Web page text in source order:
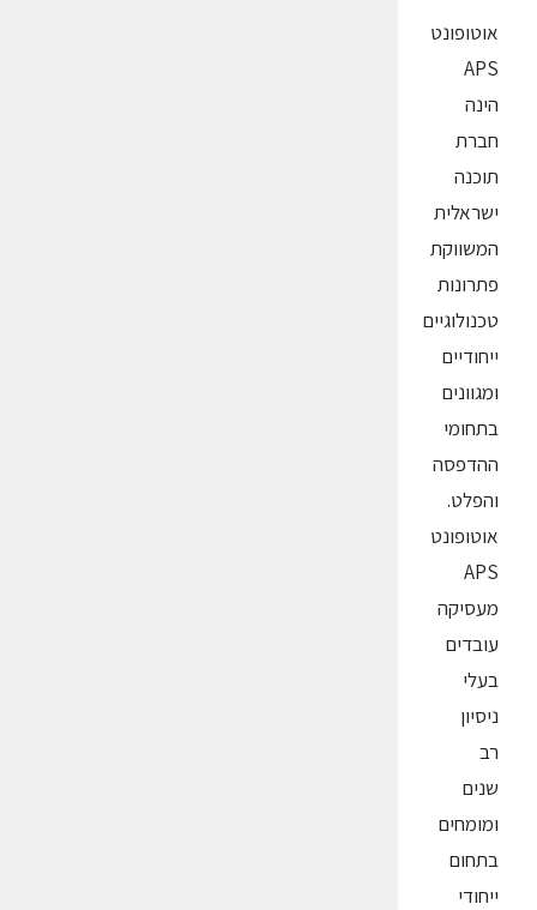
אוטופונט
APS
הינה
חברת
תוכנה
ישראלית
המשווקת
פתרונות
טכנולוגיים
ייחודיים
ומגוונים
בתחומי
ההדפסה
והפלט.
אוטופונט
APS
מעסיקה
עובדים
בעלי
ניסיון
רב
שנים
ומומחים
בתחום
ייחודי